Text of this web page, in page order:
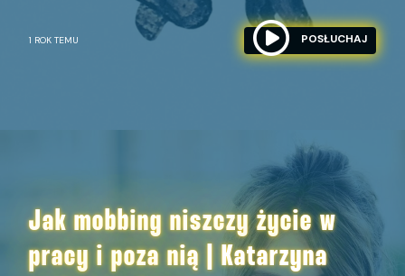
1 ROK TEMU POSŁUCHAJ
Jak mobbing niszczy życie w
pracy i poza nią | Katarzyna